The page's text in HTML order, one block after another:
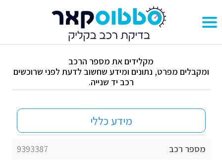
מקלידים את מספר הרכב
ומקבלים מפרט, נתונים ומידע שחשוב לדעת לפני שרוכשים
רכב יד שנייה.
מידע כללי
מספר רכב
9393387